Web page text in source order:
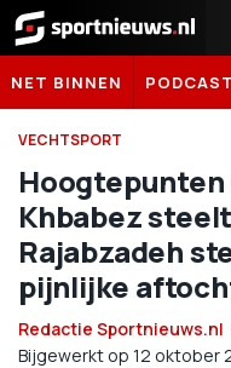
Sportnieuws.nl
NET BINNEN PODCAST
VECHTSPORT
Hoogtepunten
Khbabez
Rajabzadeh
pijnlijke
Redactie Sportnieuws.nl
Bijgewerkt op 12 oktober